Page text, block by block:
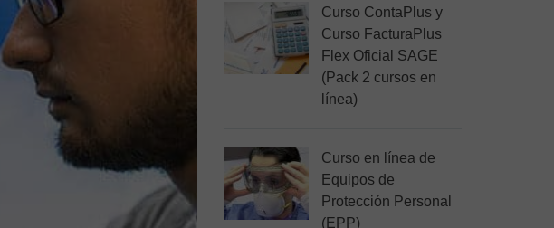
Curso ContaPlus y
Curso FacturaPlus
Flex Oficial SAGE
(Pack 2 cursos en
línea)
Curso en línea de
Equipos de
Protección Personal
(EPP)